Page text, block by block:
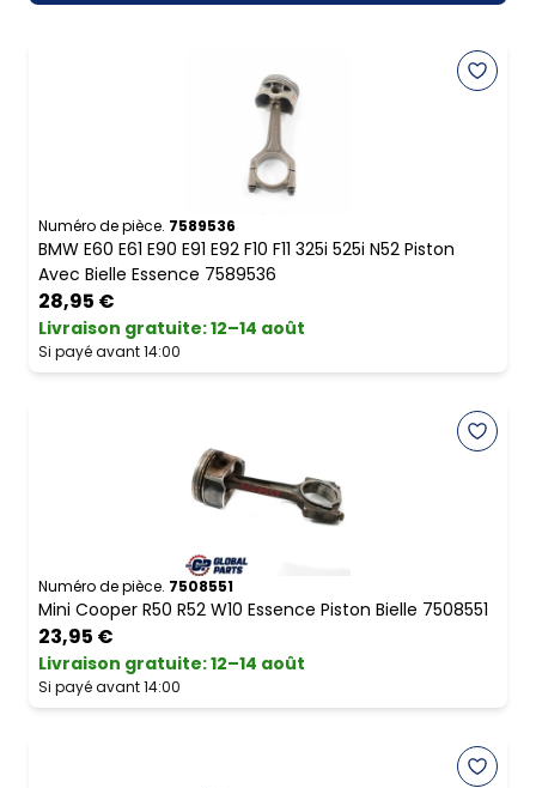
Numéro de pièce. 7589536
BMW E60 E61 E90 E91 E92 F10 F11 325i 525i N52 Piston
Avec Bielle Essence 7589536
28,95 €
Livraison gratuite:12–14 août
Si payé avant 14:00
Numéro de pièce. 7508551
Mini Cooper R50 R52 W10 Essence Piston Bielle 7508551
23,95 €
Livraison gratuite:12–14 août
Si payé avant 14:00